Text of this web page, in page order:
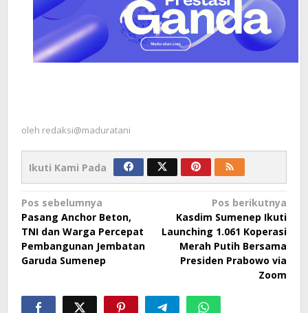
oleh redaksi@maduratani
Ikuti Kami Pada
Navigasi
pos
Pos sebelumnya
Pasang Anchor Beton,
TNI dan Warga Percepat
Pembangunan Jembatan
Garuda Sumenep
Pos berikutnya
Kasdim Sumenep Ikuti
Launching 1.061 Koperasi
Merah Putih Bersama
Presiden Prabowo via
Zoom